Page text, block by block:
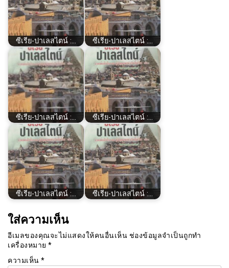
ซีเรีย​-ปาเลสไตน์​ :… ซีเรีย​-ปาเลสไตน์​ :…
ซีเรีย​-ปาเลสไตน์​ :… ซีเรีย​-ปาเลสไตน์​ :…
ซีเรีย​-ปาเลสไตน์​ :… ซีเรีย​-ปาเลสไตน์​ :…
ใส่ความเห็น
อีเมลของคุณจะไม่แสดงให้คนอื่นเห็น ช่องข้อมูลจำเป็นถูกทำ
เครื่องหมาย *
ความเห็น *